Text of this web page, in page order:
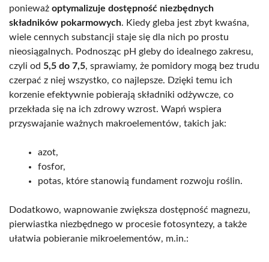
ponieważ optymalizuje dostępność niezbędnych
składników pokarmowych. Kiedy gleba jest zbyt kwaśna,
wiele cennych substancji staje się dla nich po prostu
nieosiągalnych. Podnosząc pH gleby do idealnego zakresu,
czyli od 5,5 do 7,5, sprawiamy, że pomidory mogą bez trudu
czerpać z niej wszystko, co najlepsze. Dzięki temu ich
korzenie efektywnie pobierają składniki odżywcze, co
przekłada się na ich zdrowy wzrost. Wapń wspiera
przyswajanie ważnych makroelementów, takich jak:
azot,
fosfor,
potas, które stanowią fundament rozwoju roślin.
Dodatkowo, wapnowanie zwiększa dostępność magnezu,
pierwiastka niezbędnego w procesie fotosyntezy, a także
ułatwia pobieranie mikroelementów, m.in.: